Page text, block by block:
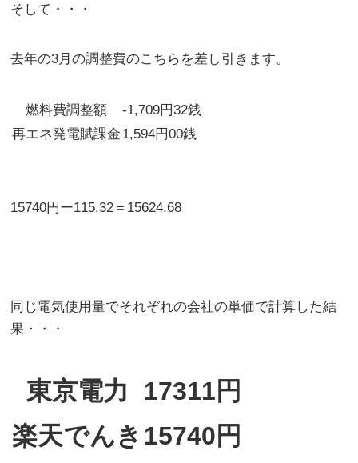
そして・・・
去年の3月の調整費のこちらを差し引きます。
燃料費調整額
-1,709円32銭
再エネ発電賦課金 1,594円00銭
15740円ー115.32＝15624.68
同じ電気使用量でそれぞれの会社の単価で計算した結
果・・・
東京電力
17311円
楽天でんき 15740円